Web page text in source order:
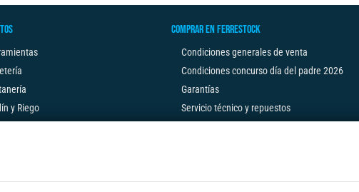
y Riego
COMPRAR EN FERRESTOCK
Condiciones generales de venta
Condiciones concurso día del padre 2026
Garantías
Servicio técnico y repuestos